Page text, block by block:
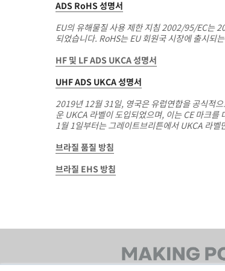
ADS RoHS 성명서
EU의 유해물질 사용 제한 지침 2002/95/EC는
되었습니다. RoHS는 EU 회원국 시장에 출시되
HF 및 LF ADS UKCA 성명서
UHF ADS UKCA 성명서
2019년 12월 31일, 영국은 유럽연합을 공식적
운 UKCA 라벨이 도입되었으며, 이는 CE 마크
1월 1일부터는 그레이트브리튼에서 UKCA 라벨
브라질 품질 방침
브라질 EHS 방침